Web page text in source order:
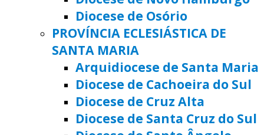
Diocese de Osório
PROVÍNCIA ECLESIÁSTICA DE
SANTA MARIA
Arquidiocese de Santa Maria
Diocese de Cachoeira do Sul
Diocese de Cruz Alta
Diocese de Santa Cruz do Sul